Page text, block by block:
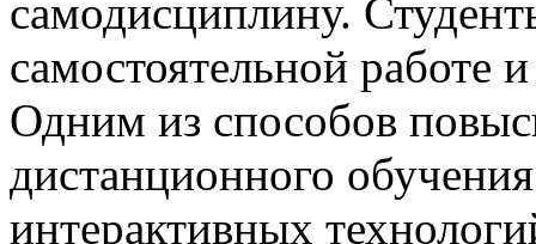
самодисциплину.
самостоятельной работе
Одним из способов
дистанционного
интерактивных